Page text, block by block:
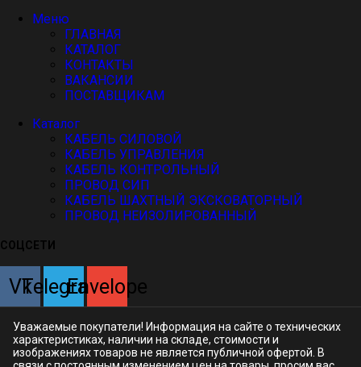
Меню
ГЛАВНАЯ
КАТАЛОГ
КОНТАКТЫ
ВАКАНСИИ
ПОСТАВЩИКАМ
Каталог
КАБЕЛЬ СИЛОВОЙ
КАБЕЛЬ УПРАВЛЕНИЯ
КАБЕЛЬ КОНТРОЛЬНЫЙ
ПРОВОД СИП
КАБЕЛЬ ШАХТНЫЙ ЭКСКОВАТОРНЫЙ
ПРОВОД НЕИЗОЛИРОВАННЫЙ
СОЦСЕТИ
VkTelegramEnvelope
Уважаемые покупатели! Информация на сайте о технических
характеристиках, наличии на складе, стоимости и
изображениях товаров не является публичной офертой. В